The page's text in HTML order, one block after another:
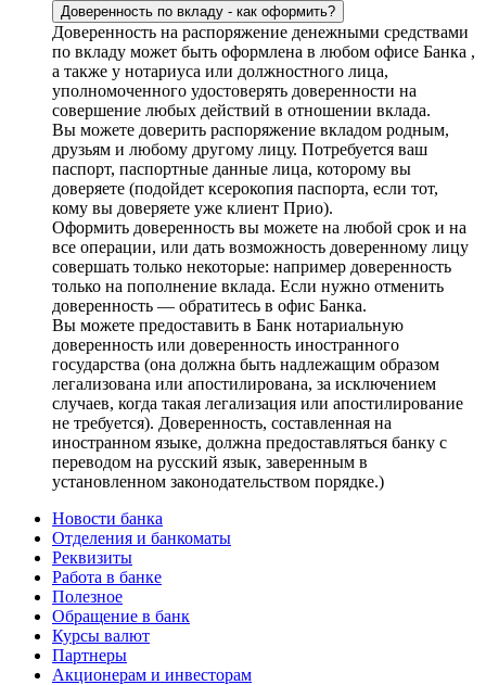
Доверенность по вкладу - как оформить?
Доверенность на распоряжение денежными средствами
по вкладу может быть оформлена в любом офисе Банка ,
а также у нотариуса или должностного лица,
уполномоченного удостоверять доверенности на
совершение любых действий в отношении вклада.
Вы можете доверить распоряжение вкладом родным,
друзьям и любому другому лицу. Потребуется ваш
паспорт, паспортные данные лица, которому вы
доверяете (подойдет ксерокопия паспорта, если тот,
кому вы доверяете уже клиент Прио).
Оформить доверенность вы можете на любой срок и на
все операции, или дать возможность доверенному лицу
совершать только некоторые: например доверенность
только на пополнение вклада. Если нужно отменить
доверенность — обратитесь в офис Банка.
Вы можете предоставить в Банк нотариальную
доверенность или доверенность иностранного
государства (она должна быть надлежащим образом
легализована или апостилирована, за исключением
случаев, когда такая легализация или апостилирование
не требуется). Доверенность, составленная на
иностранном языке, должна предоставляться банку с
переводом на русский язык, заверенным в
установленном законодательством порядке.)
Новости банка
Отделения и банкоматы
Реквизиты
Работа в банке
Полезное
Обращение в банк
Курсы валют
Партнеры
Акционерам и инвесторам